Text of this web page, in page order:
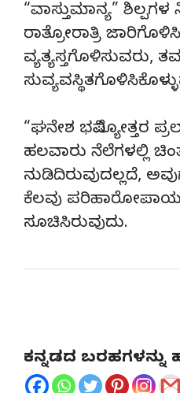
“ವಾಸ್ತುಮಾನ್ಯ”
ರಾತ್ರೋರಾತ್ರಿ
ವ್ಯತ್ಯಸ್ತಗೊಳಿಸುವರು,
“ಘನೇಶ ಭವಿಷ್ಯೋತ್ತರ
ಹಲವಾರು ನೆಲೆಗಳಲ್ಲಿ
ನುಡಿದಿರುವುದಲ್ಲದೆ,
ಕೆಲವು
ಸೂಚಿಸಿರುವುದು.
ಕನ್ನಡದ